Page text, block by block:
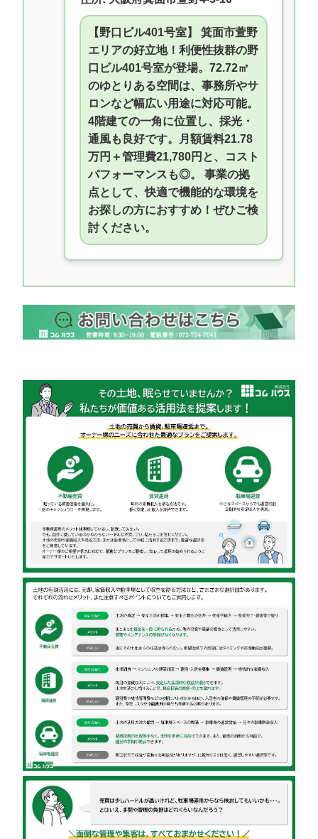
【野口ビル401号室】 箕面市萱野
エリアの好立地！利便性抜群の野
口ビル401号室が登場。72.72㎡
のゆとりある空間は、事務所やサ
ロンなど幅広い用途に対応可能。
4階建ての一角に位置し、採光・
通風も良好です。月額賃料21.78
万円＋管理費21,780円と、コスト
パフォーマンスも◎。 事業の拠
点として、快適で機能的な環境を
お探しの方におすすめ！ぜひご検
討ください。